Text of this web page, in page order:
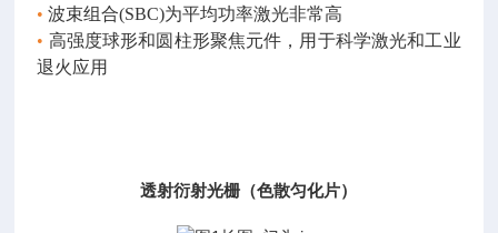
•波束组合(SBC)为平均功率激光非常高
• 高强度球形和圆柱形聚焦元件，用于科学激光和工业
退火应用
透射衍射光栅（色散匀化片）